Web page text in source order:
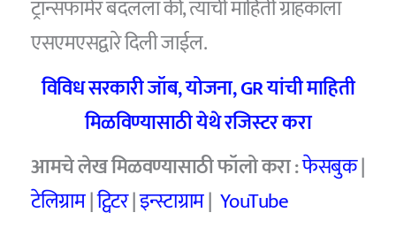
ट्रान्सफॉर्मर बदलला की, त्याची माहिती ग्राहकाला
एसएमएसद्वारे दिली जाईल.
विविध सरकारी जॉब,योजना, GRयांची माहिती
मिळविण्यासाठी येथे रजिस्टर करा
आमचेलेख मिळवण्यासाठी फॉलो करा :फेसबुक|
टेलिग्राम|ट्विटर|इन्स्टाग्राम| YouTube